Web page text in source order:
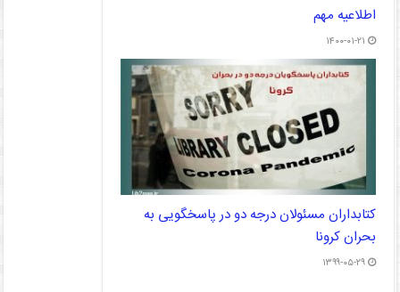
اطلاعیه مهم
۱۴۰۰-۰۱-۲۱
کتابداران مسئولان درجه دو در پاسخگویی به
بحران کرونا
۱۳۹۹-۰۵-۲۹